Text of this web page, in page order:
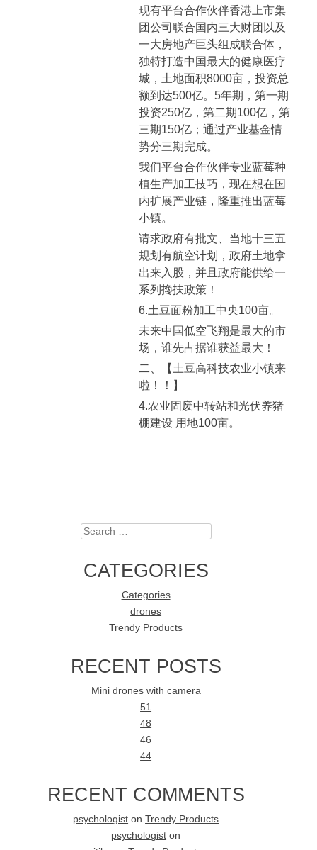
现有平台合作伙伴香港上市集
团公司联合国内三大财团以及
一大房地产巨头组成联合体，
独特打造中国最大的健康医疗
城，土地面积8000亩，投资总
额到达500亿。5年期，第一期
投资250亿，第二期100亿，第
三期150亿；通过产业基金情
势分三期完成。
我们平台合作伙伴专业蓝莓种
植生产加工技巧，现在想在国
内扩展产业链，隆重推出蓝莓
小镇。
请求政府有批文、当地十三五
规划有航空计划，政府土地拿
出来入股，并且政府能供给一
系列搀扶政策！
6.土豆面粉加工中央100亩。
未来中国低空飞翔是最大的市
场，谁先占据谁获益最大！
二、【土豆高科技农业小镇来
啦！！】
4.农业固废中转站和光伏养猪
棚建设 用地100亩。
Search
CATEGORIES
Categories
drones
Trendy Products
RECENT POSTS
Mini drones with camera
51
48
46
44
RECENT COMMENTS
psychologist onTrendy Products
psychologist on